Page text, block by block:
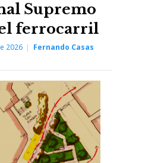
Supremo
ferrocarril
2026 Fernando Casas